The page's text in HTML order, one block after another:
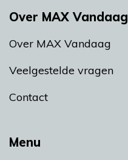
Menu
Over MAX Vandaag
Over MAX Vandaag
Veelgestelde vragen
Contact